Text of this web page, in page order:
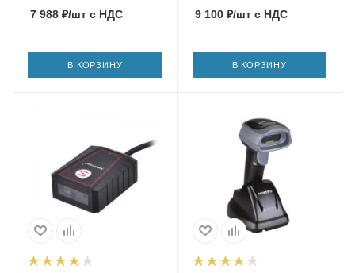
7 988 ₽/шт с НДС
В КОРЗИНУ
9 100₽/штс НДС
В КОРЗИНУ